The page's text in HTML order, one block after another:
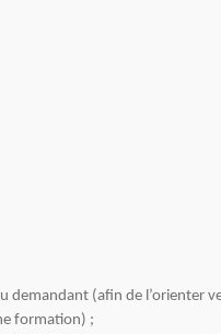
(afin de l’orienter
formation) ;